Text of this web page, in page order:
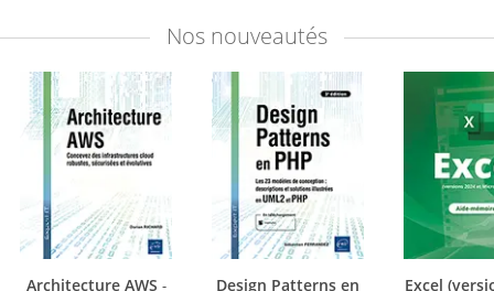
Nos nouveautés
Architecture AWS - Design Patterns en Excel